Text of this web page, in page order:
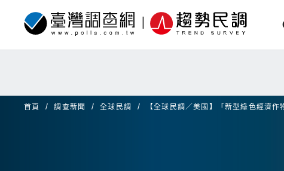
首頁 調查新聞 全球民調 【全球民調／美國】「新型綠色經濟